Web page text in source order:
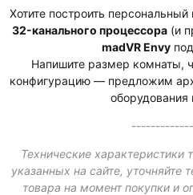
Хотите построить персональный
32-канального процессора (и
madVR Envy
Напишите размер комнаты,
конфигурацию — предложим
оборудования
Технические характеристики
указанных на сайте, уточняйте
товара на момент покупки и